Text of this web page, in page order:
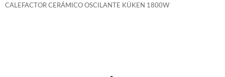
CALEFACTOR CERÁMICO OSCILANTE KÜKEN 1800W